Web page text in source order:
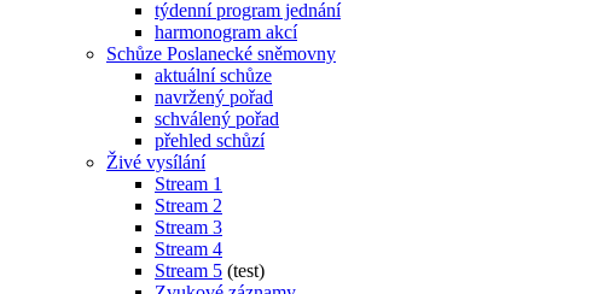
týdenní program jednání
harmonogram akcí
Schůze Poslanecké sněmovny
aktuální schůze
navržený pořad
schválený pořad
přehled schůzí
Živé vysílání
Stream 1
Stream 2
Stream 3
Stream 4
Stream 5 (test)